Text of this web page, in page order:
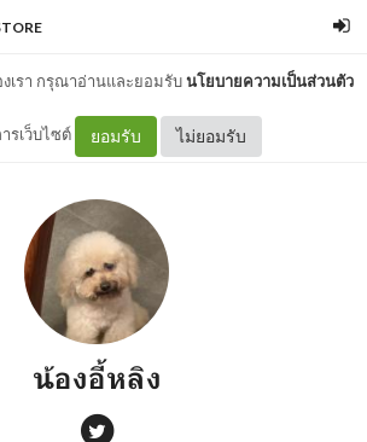
เรา กรุณาอ่านและยอมรับนโยบายความเป็นส่วนตัว
รเว็บไซต์ ยอมรับ ไม่ยอมรับ
น้องอี้หลิง